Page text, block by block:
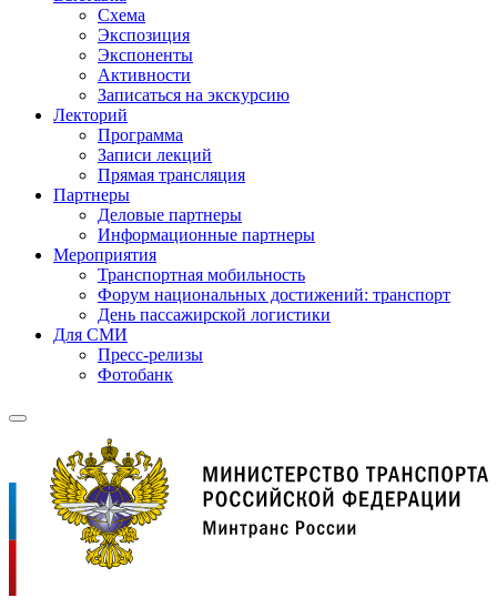
Схема
Экспозиция
Экспоненты
Активности
Записаться на экскурсию
Лекторий
Программа
Записи лекций
Прямая трансляция
Партнеры
Деловые партнеры
Информационные партнеры
Мероприятия
Транспортная мобильность
Форум национальных достижений: транспорт
День пассажирской логистики
Для СМИ
Пресс-релизы
Фотобанк